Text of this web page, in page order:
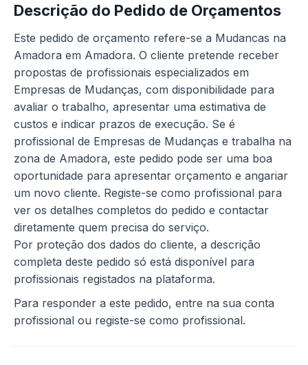
Descrição do Pedido de Orçamentos
Este pedido de orçamento refere-se a Mudancas na
Amadora em Amadora. O cliente pretende receber
propostas de profissionais especializados em
Empresas de Mudanças, com disponibilidade para
avaliar o trabalho, apresentar uma estimativa de
custos e indicar prazos de execução. Se é
profissional de Empresas de Mudanças e trabalha na
zona de Amadora, este pedido pode ser uma boa
oportunidade para apresentar orçamento e angariar
um novo cliente. Registe-se como profissional para
ver os detalhes completos do pedido e contactar
diretamente quem precisa do serviço.
Por proteção dos dados do cliente, a descrição
completa deste pedido só está disponível para
profissionais registados na plataforma.
Para responder a este pedido, entre na sua conta
profissional ou registe-se como profissional.